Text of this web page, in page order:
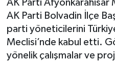
AK Parti Afyonkarahisar
AK Parti Bolvadin İlçe
parti yöneticilerini
Meclisi’nde kabul etti.
yönelik çalışmalar ve
Eğitim
Sağlık
Tüm Manşetler
Son Dakika Haberleri